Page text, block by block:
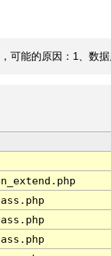
可能的原因：1、数